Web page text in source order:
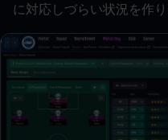
に対応しづらい状況を作